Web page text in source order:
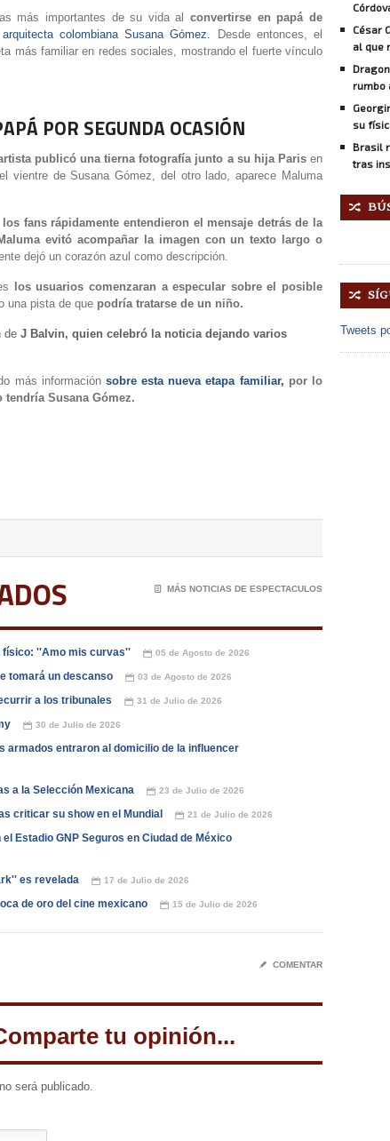
más importantes de su vida al
convertirse en papá de
colombiana Susana Gómez.
Desde entonces, el
más familiar en redes sociales, mostrando el fuerte vínculo
POR SEGUNDA OCASIÓN
publicó una tierna fotografía junto a su hija Parisen
vientre de Susana Gómez, del otro lado, aparece Maluma
los fans rápidamente entendieron el mensaje detrás de la
evitó acompañar la imagen con un texto largo o
dejó un corazón azul como descripción.
los usuarios comenzaran a especular sobre el posible
una pista de que podría tratarse de un niño.
de J Balvin, quien celebró la noticia dejando varios
más información sobre esta nueva etapa familiar, por lo
tendría Susana Gómez.
📄 MÁS NOTICIAS DE ESPECTACULOS
físico: ''Amo mis curvas'' 📅 05 de Agosto de 2026
tomará un descanso 📅 03 de Agosto de 2026
a los tribunales 📅 31 de Julio de 2026
📅 30 de Julio de 2026
armados entraron al domicilio de la influencer
a la Selección Mexicana 📅 23 de Julio de 2026
criticar su show en el Mundial 📅 21 de Julio de 2026
Estadio GNP Seguros en Ciudad de México
es revelada 📅 17 de Julio de 2026
de oro del cine mexicano 📅 15 de Julio de 2026
✎ COMENTAR
tu opinión...
será publicado.
César
al que
rumbo
su
Brasil
tras
🔀
🔀
Tweets